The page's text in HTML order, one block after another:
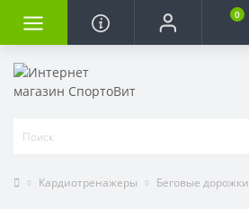
0
Кардиотренажеры Беговые дорожки